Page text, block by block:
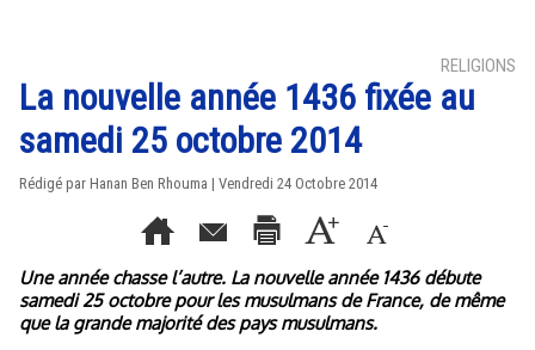
RELIGIONS
La nouvelle année 1436 fixée au
samedi 25 octobre 2014
Rédigé par Hanan Ben Rhouma | Vendredi 24 Octobre 2014
Une année chasse l’autre. La nouvelle année 1436 débute
samedi 25 octobre pour les musulmans de France, de même
que la grande majorité des pays musulmans.